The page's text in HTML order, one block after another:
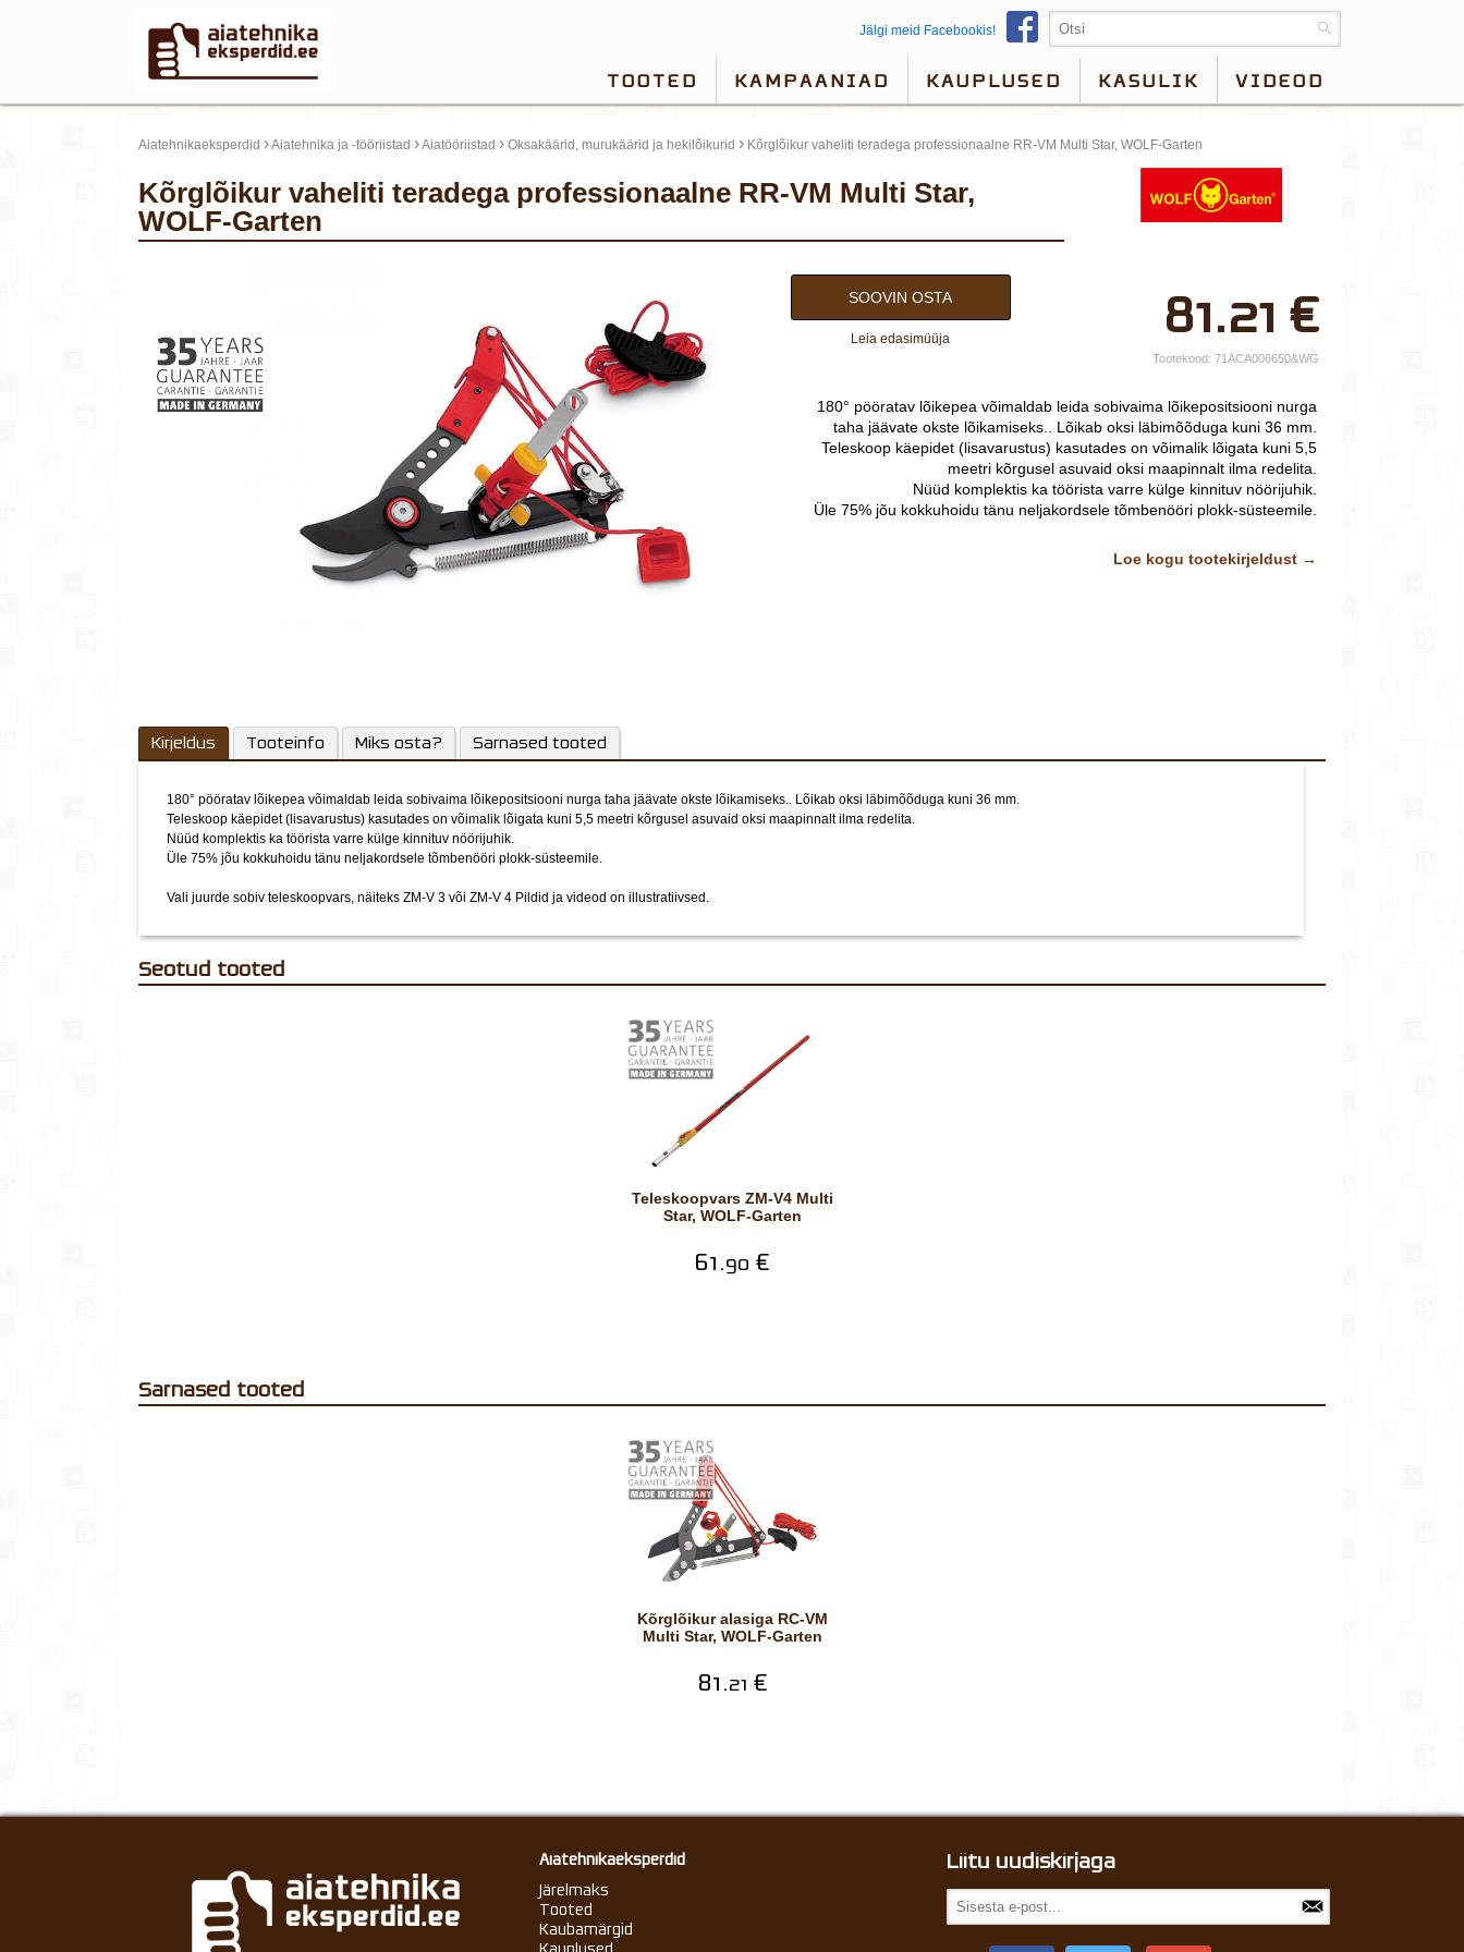
Jälgi meid Facebookis!
TOOTED KAMPAANIAD KAUPLUSED KASULIK VIDEOD
Aiatehnikaeksperdid ›Aiatehnika ja -tööriistad ›Aiatööriistad › Oksakäärid, murukäärid ja hekilõikurid › Kõrglõikur vaheliti teradega professionaalne RR-VM Multi Star, WOLF-Garten
Kõrglõikur vaheliti teradega professionaalne RR-VM Multi Star,
WOLF-Garten
Teie nimi*
Ettevõtte nimi.
E-post*
Vali lähim keskus*
Lisainfo
81.21 €
SOOVIN OSTA
Leia edasimüüja
Tootekood: 71ACA006650&WG
180° pööratav lõikepea võimaldab leida sobivaima lõikepositsiooni nurga
taha jäävate okste lõikamiseks.. Lõikab oksi läbimõõduga kuni 36 mm.
Teleskoop käepidet (lisavarustus) kasutades on võimalik lõigata kuni 5,5
meetri kõrgusel asuvaid oksi maapinnalt ilma redelita.
Nüüd komplektis ka töörista varre külge kinnituv nöörijuhik.
Üle 75% jõu kokkuhoidu tänu neljakordsele tõmbenööri plokk-süsteemile.
Vali juurde sobiv teleskoopvars, näiteks ZM-V 3 või ZM-V 4 Pildid ja videod
on illustratiivsed.
Loe kogu tootekirjeldust →
Kirjeldus Tooteinfo Miks osta? Sarnased tooted
180° pööratav lõikepea võimaldab leida sobivaima lõikepositsiooni nurga taha jäävate okste lõikamiseks.. Lõikab oksi läbimõõduga kuni 36 mm.
Teleskoop käepidet (lisavarustus) kasutades on võimalik lõigata kuni 5,5 meetri kõrgusel asuvaid oksi maapinnalt ilma redelita.
Nüüd komplektis ka töörista varre külge kinnituv nöörijuhik.
Üle 75% jõu kokkuhoidu tänu neljakordsele tõmbenööri plokk-süsteemile.
Vali juurde sobiv teleskoopvars, näiteks ZM-V 3 või ZM-V 4 Pildid ja videod on illustratiivsed.
Seotud tooted
Teleskoopvars ZM-V4 Multi
Star, WOLF-Garten
61.90 €
Sarnased tooted
Kõrglõikur alasiga RC-VM
Multi Star, WOLF-Garten
81.21 €
Aiatehnikaeksperdid
Järelmaks
Tooted
Kaubamärgid
Liitu uudiskirjaga